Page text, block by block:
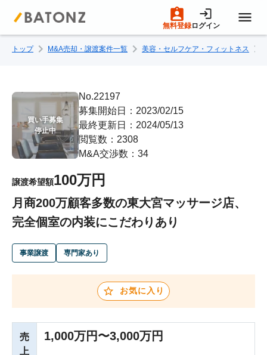
無料登録ログイン
トップページ
M&A案件一覧
売りたい方へ
成約事例
M&A専門家の方へ
トップ M&A売却・譲渡案件一覧 美容・セルフケア・フィットネス
買い手募集
停止中
No.22197
募集開始日：2023/02/15
最終更新日：2024/05/13
閲覧数：2308
M&A交渉数：34
譲渡希望額100万円
月商200万顧客多数の東大宮マッサージ店、
完全個室の内装にこだわりあり
事業譲渡 専門家あり
お気に入り
売
上
1,000万円〜3,000万円